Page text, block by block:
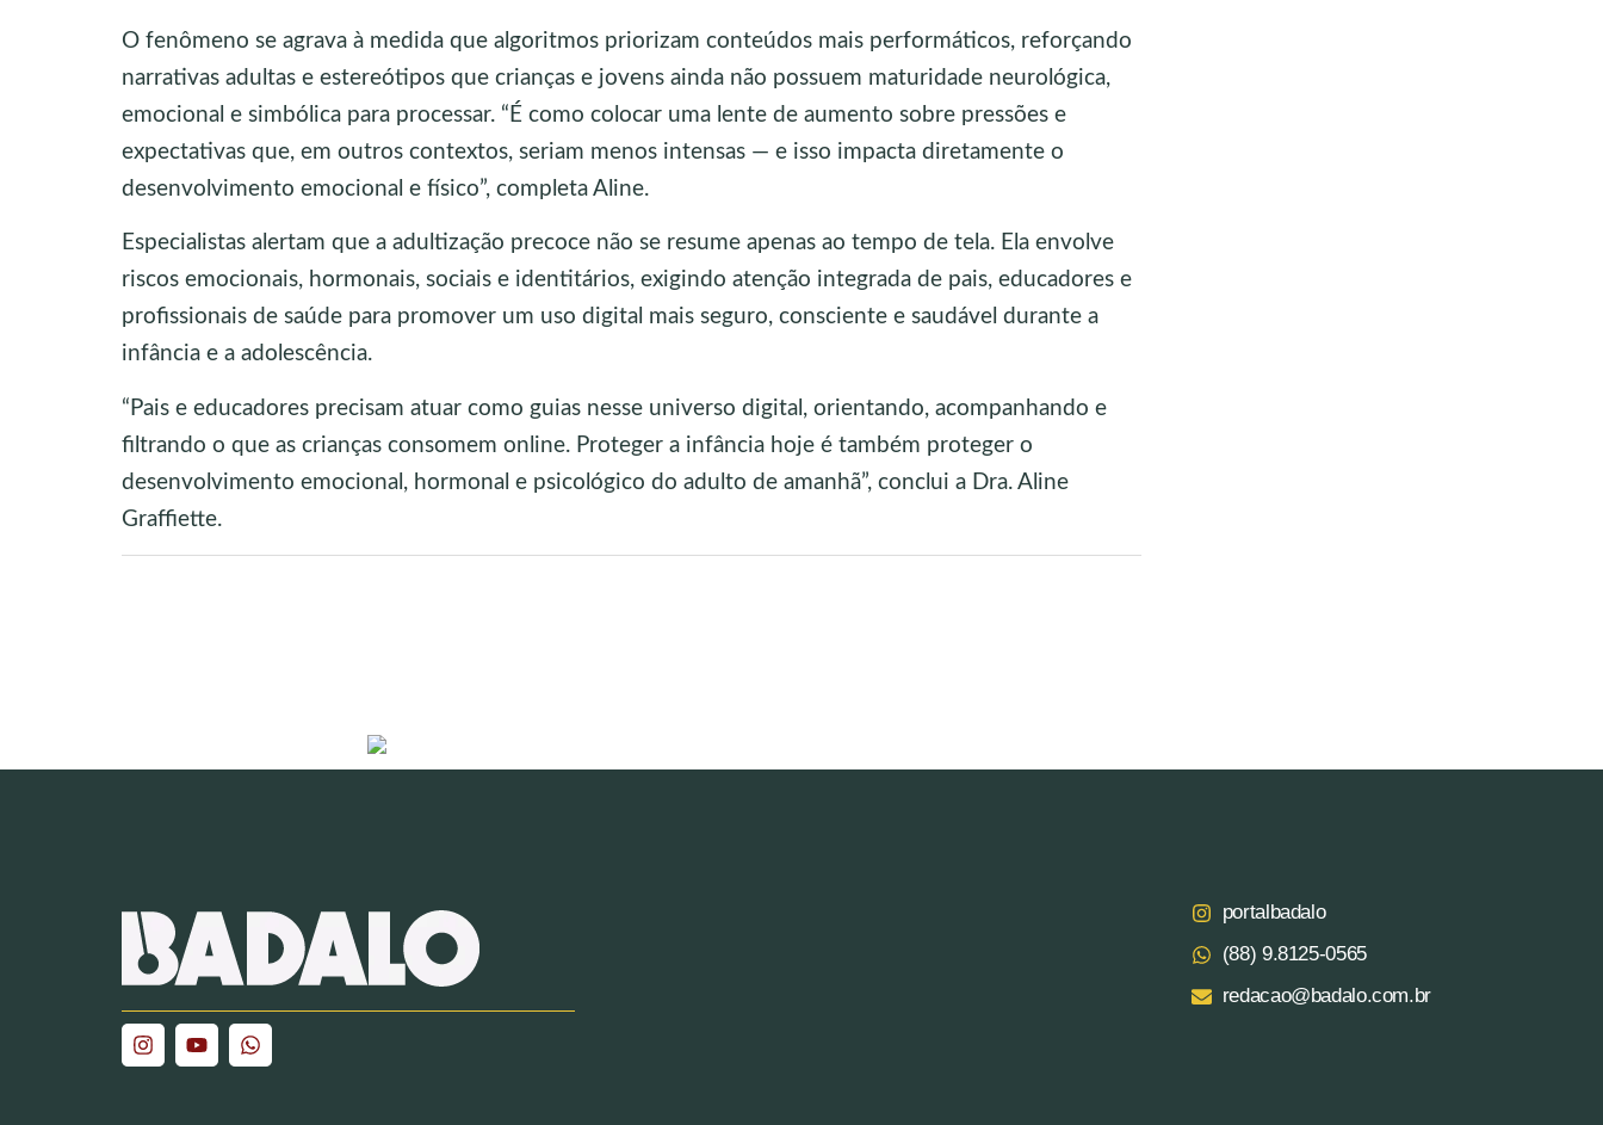
O fenômeno se agrava à medida que algoritmos priorizam conteúdos mais performáticos, reforçando
narrativas adultas e estereótipos que crianças e jovens ainda não possuem maturidade neurológica,
emocional e simbólica para processar. “É como colocar uma lente de aumento sobre pressões e
expectativas que, em outros contextos, seriam menos intensas — e isso impacta diretamente o
desenvolvimento emocional e físico”, completa Aline.
Especialistas alertam que a adultização precoce não se resume apenas ao tempo de tela. Ela envolve
riscos emocionais, hormonais, sociais e identitários, exigindo atenção integrada de pais, educadores e
profissionais de saúde para promover um uso digital mais seguro, consciente e saudável durante a
infância e a adolescência.
“Pais e educadores precisam atuar como guias nesse universo digital, orientando, acompanhando e
filtrando o que as crianças consomem online. Proteger a infância hoje é também proteger o
desenvolvimento emocional, hormonal e psicológico do adulto de amanhã”, conclui a Dra. Aline
Graffiette.
portalbadalo
(88) 9.8125‑0565‬
redacao@badalo.com.br